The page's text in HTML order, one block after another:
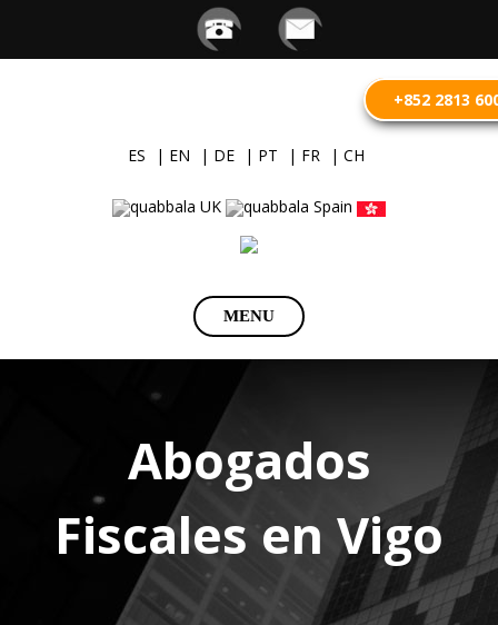
+852 2813
ES | EN | DE | PT | FR | CH
MENU
Abogados
Fiscales en Vigo